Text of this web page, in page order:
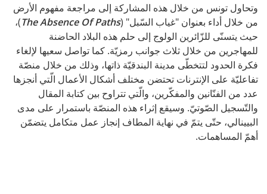
وتحاول تونس من خلال هذه المشاركة إلى مراجعة مفهوم الأرض
من خلال أداء بعنوان "غياب السّبل" (The Absence Of Paths)،
حيث يتسنّى للزّائرين الولوج إلى حلم هذه البلاد الحاضنة
للمهاجرين من خلال ثلاث جوانب رمزيّة. كما تواصل سعيها لإلغاء
فكرة الحدود لتتخطّى مدينة البندقيّة ذاتها، وذلك من خلال منصّة
تفاعليّة على الإنترنات تحتضن مختلف أشكال الأعمال الّتي أنجزها
عدد من الفنّانين والمفكّرين، والّتي تتراوح بين كتابة المقال
والتّسجيل الصّوتيّ. وسيقع إثراء هذه المنصّة باستمرار على مدى
البيينالي، حتّى يتمّ في نهاية المطاف إنجاز عمل متكامل يتضمّن
أهمّ المساهمات.